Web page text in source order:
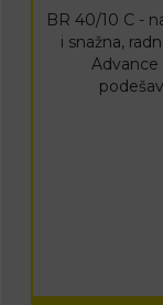
BR 40/10 C -
i snažna,